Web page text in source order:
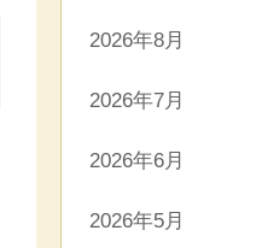
2026年8月
2026年7月
2026年6月
2026年5月